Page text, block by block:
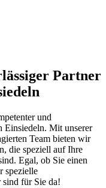
Partner
und
Einsiedeln. Mit unserer
Team bieten wir
die speziell auf Ihre
Egal, ob Sie einen
spezielle
sind für Sie da!